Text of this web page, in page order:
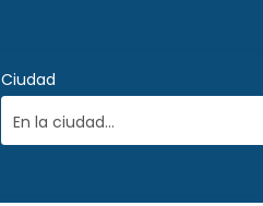
Ciudad
En la ciudad...